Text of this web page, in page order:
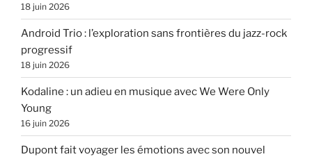
18 juin 2026
Android Trio : l’exploration sans frontières du jazz-rock
progressif
18 juin 2026
Kodaline : un adieu en musique avec We Were Only
Young
16 juin 2026
Dupont fait voyager les émotions avec son nouvel